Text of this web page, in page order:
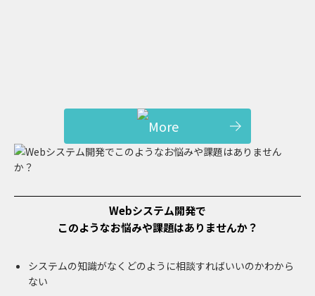
Webシステム開発で
このようなお悩みや課題はありませんか？
システムの知識がなくどのように相談すればいいのかわから
ない